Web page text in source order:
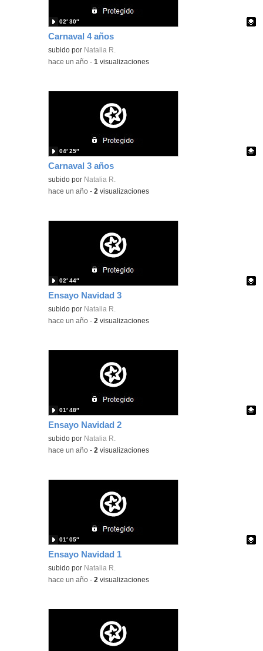
Carnaval 4 años
Contenido educativo.
subido por Natalia R.
02′ 30″
-hace un año -1 visualizaciones
Carnaval 3 años
Contenido educativo.
subido por Natalia R.
04′ 25″
-hace un año -2 visualizaciones
Ensayo Navidad 3
Contenido educativo.
subido por Natalia R.
02′ 44″
-hace un año -2 visualizaciones
Ensayo Navidad 2
Contenido educativo.
subido por Natalia R.
01′ 48″
-hace un año -2 visualizaciones
Ensayo Navidad 1
Contenido educativo.
subido por Natalia R.
01′ 05″
-hace un año -2 visualizaciones